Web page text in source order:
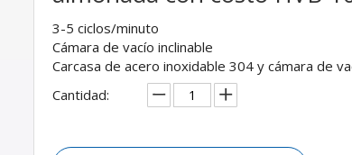
3-5 ciclos/minuto
Cámara de vacío inclinable
Carcasa de acero inoxidable 304 y cámara de
Cantidad: